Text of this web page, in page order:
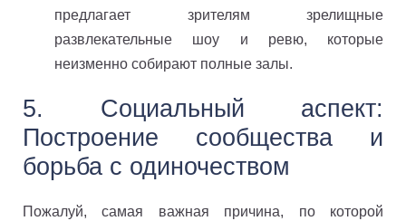
предлагает зрителям зрелищные
развлекательные шоу и ревю, которые
неизменно собирают полные залы.
5. Социальный аспект:
Построение сообщества и
борьба с одиночеством
Пожалуй, самая важная причина, по которой